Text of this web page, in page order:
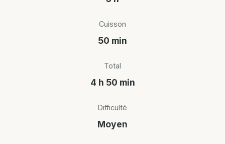
Cuisson
50 min
Total
4 h 50 min
Difficulté
Moyen